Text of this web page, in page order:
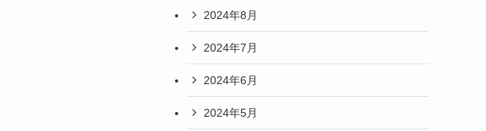
2024年8月
2024年7月
2024年6月
2024年5月